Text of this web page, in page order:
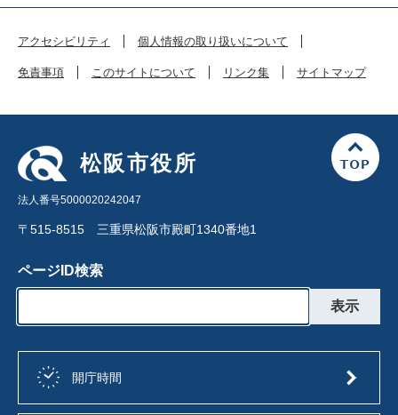
アクセシビリティ 個人情報の取り扱いについて
免責事項 このサイトについて リンク集 サイトマップ
松阪市役所
法人番号5000020242047
〒515-8515 三重県松阪市殿町1340番地1
ページID検索
開庁時間